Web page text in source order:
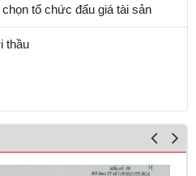
thầu
lựa chọn tổ chức hành nghề